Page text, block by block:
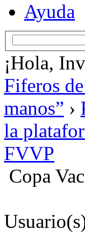
Ayuda
¡Hola,
Fiferos
manos” ›
la
FVVP
Copa